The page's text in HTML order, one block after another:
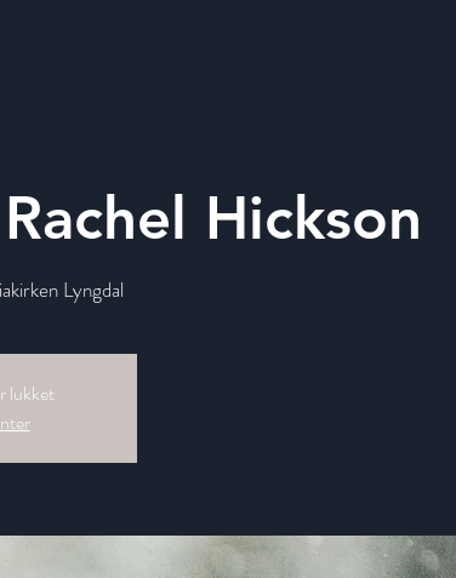
Hickson
Lyngdal
lukket